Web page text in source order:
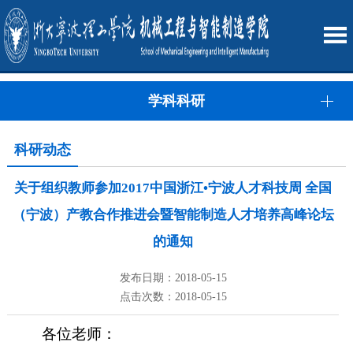
学科科研
科研动态
关于组织教师参加2017中国浙江•宁波人才科技周 全国
（宁波）产教合作推进会暨智能制造人才培养高峰论坛
的通知
发布日期：2018-05-15
点击次数：2018-05-15
各位老师：